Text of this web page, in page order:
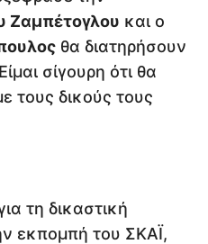
Ζαμπέτογλου και ο
θα διατηρήσουν
σίγουρη ότι θα
τους δικούς τους
τη δικαστική
εκπομπή του ΣΚΑΪ,